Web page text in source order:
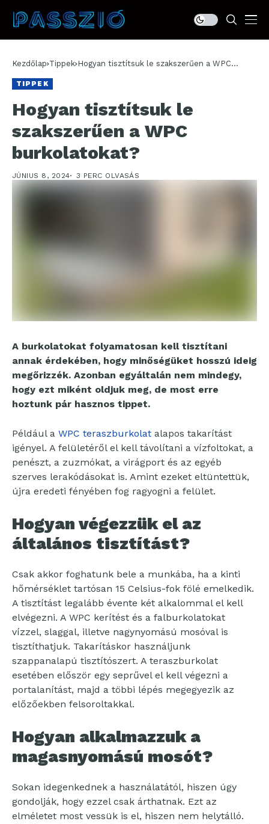
Kezdőlap Tippek Hogyan tisztítsuk le szakszerűen a WPC
TIPPEK
Hogyan tisztítsuk le
szakszerűen a WPC
burkolatokat?
JÚNIUS 8, 2024 3 PERC OLVASÁS
A burkolatokat folyamatosan kell tisztítani
annak érdekében, hogy minőségüket hosszú ideig
megőrizzék. Azonban egyáltalán nem mindegy,
hogy ezt miként oldjuk meg, de most erre
hoztunk pár hasznos tippet.
Például a WPC teraszburkolat alapos takarítást
igényel. A felületéről el kell távolítani a vízfoltokat, a
penészt, a zuzmókat, a virágport és az egyéb
szerves lerakódásokat is. Amint ezeket eltüntettük,
újra eredeti fényében fog ragyogni a felület.
Hogyan végezzük el az
általános tisztítást?
Csak akkor foghatunk bele a munkába, ha a kinti
hőmérséklet tartósan 15 Celsius-fok fölé emelkedik.
A tisztítást legalább évente két alkalommal el kell
elvégezni. A WPC kerítést és a falburkolatokat
vízzel, slaggal, illetve nagynyomású mosóval is
tisztíthatjuk. Takarításkor használjunk
szappanalapú tisztítószert. A teraszburkolat
esetében először egy seprűvel el kell végezni a
portalanítást, majd a többi lépés megegyezik az
előzőekben felsoroltakkal.
Hogyan alkalmazzuk a
magasnyomású mosót?
Sokan idegenkednek a használatától, hiszen úgy
gondolják, hogy ezzel csak árthatnak. Ezt az
elméletet most vessük is el, hiszen nem helytálló.